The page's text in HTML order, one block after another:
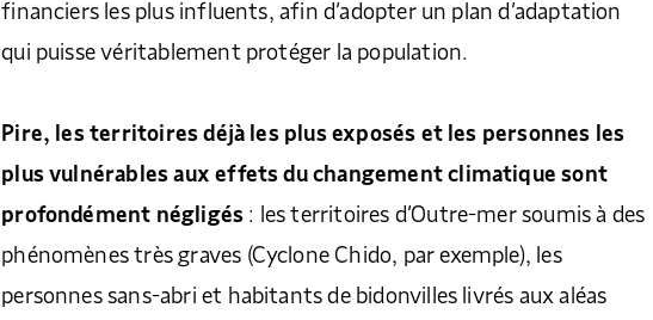
financiers les plus influents, afin d’adopter un plan d’adaptation
qui puisse véritablement protéger la population.
Pire, les territoires déjà les plus exposés et les personnes les
plus vulnérables aux effets du changement climatique sont
profondément négligés : les territoires d’Outre-mer soumis à des
phénomènes très graves (Cyclone Chido, par exemple), les
personnes sans-abri et habitants de bidonvilles livrés aux aléas